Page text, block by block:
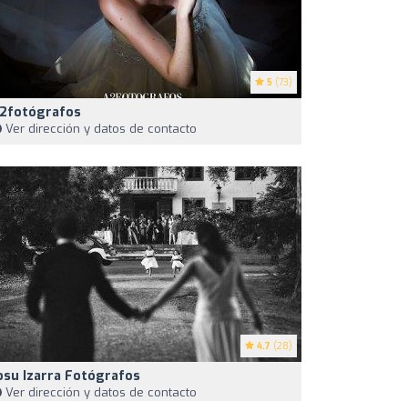
5 (73)
Ver dirección y datos de contacto
4.7 (28)
Izarra Fotógrafos
Ver dirección y datos de contacto